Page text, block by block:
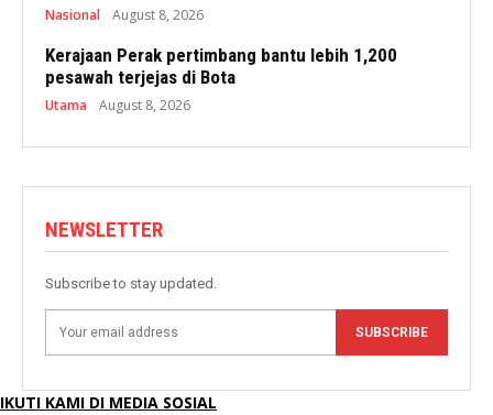
Nasional August 8, 2026
Kerajaan Perak pertimbang bantu lebih 1,200
pesawah terjejas di Bota
Utama August 8, 2026
NEWSLETTER
Subscribe to stay updated.
SUBSCRIBE
IKUTI KAMI DI MEDIA SOSIAL